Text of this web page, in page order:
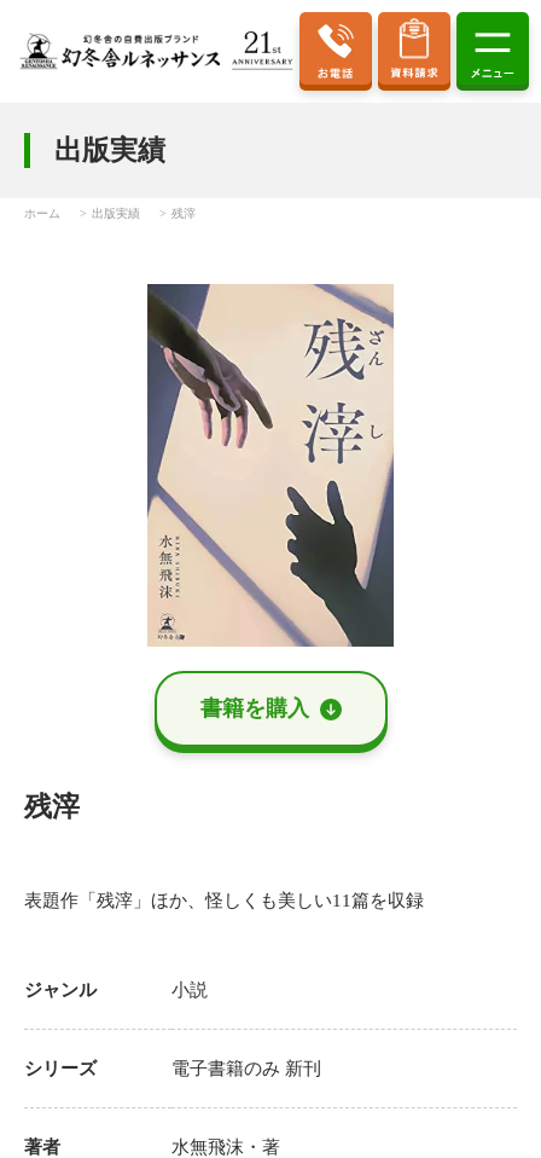
出版実績
ホーム 出版実績 残滓
書籍を購⼊
残滓
表題作「残滓」ほか、怪しくも美しい11篇を収録
ジャンル 小説
シリーズ 電子書籍のみ 新刊
著者 水無飛沫 ・著